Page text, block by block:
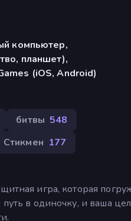
компьютер,
планшет),
(iOS, Android)
битвы 548
Стикмен 177
игра, которая
в одиночку, и ваша